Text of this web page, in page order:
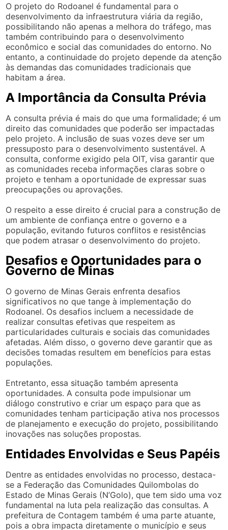
O projeto do Rodoanel é fundamental para o
desenvolvimento da infraestrutura viária da região,
possibilitando não apenas a melhora do tráfego, mas
também contribuindo para o desenvolvimento
econômico e social das comunidades do entorno. No
entanto, a continuidade do projeto depende da atenção
às demandas das comunidades tradicionais que
habitam a área.
A Importância da Consulta Prévia
A consulta prévia é mais do que uma formalidade; é um
direito das comunidades que poderão ser impactadas
pelo projeto. A inclusão de suas vozes deve ser um
pressuposto para o desenvolvimento sustentável. A
consulta, conforme exigido pela OIT, visa garantir que
as comunidades receba informações claras sobre o
projeto e tenham a oportunidade de expressar suas
preocupações ou aprovações.
O respeito a esse direito é crucial para a construção de
um ambiente de confiança entre o governo e a
população, evitando futuros conflitos e resistências
que podem atrasar o desenvolvimento do projeto.
Desafios e Oportunidades para o
Governo de Minas
O governo de Minas Gerais enfrenta desafios
significativos no que tange à implementação do
Rodoanel. Os desafios incluem a necessidade de
realizar consultas efetivas que respeitem as
particularidades culturais e sociais das comunidades
afetadas. Além disso, o governo deve garantir que as
decisões tomadas resultem em benefícios para estas
populações.
Entretanto, essa situação também apresenta
oportunidades. A consulta pode impulsionar um
diálogo construtivo e criar um espaço para que as
comunidades tenham participação ativa nos processos
de planejamento e execução do projeto, possibilitando
inovações nas soluções propostas.
Entidades Envolvidas e Seus Papéis
Dentre as entidades envolvidas no processo, destaca-
se a Federação das Comunidades Quilombolas do
Estado de Minas Gerais (N’Golo), que tem sido uma voz
fundamental na luta pela realização das consultas. A
prefeitura de Contagem também é uma parte atuante,
pois a obra impacta diretamente o município e seus